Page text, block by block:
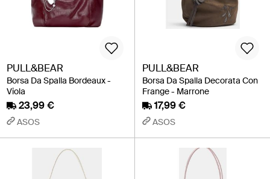
PULL&BEAR
Borsa Da Spalla Bordeaux -
Viola
23,99 €
ASOS
PULL&BEAR
Borsa Da Spalla Decorata Con
Frange - Marrone
17,99 €
ASOS